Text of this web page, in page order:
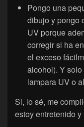
Pongo una
dibujo y pongo
UV porque
corregir si ha
el exceso
alcohol). Y
lampara UV o
Si, lo sé, me
estoy entretenido